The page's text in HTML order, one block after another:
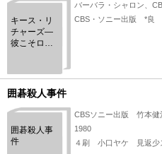
キース・リ
チャーズ―
彼こそロー
バーバラ・シャロン、
CBS・ソニー出版 *良
囲碁殺人事件
囲碁殺人事
件
CBSソニー出版 竹本健
1980
４刷 小口ヤケ 見返少